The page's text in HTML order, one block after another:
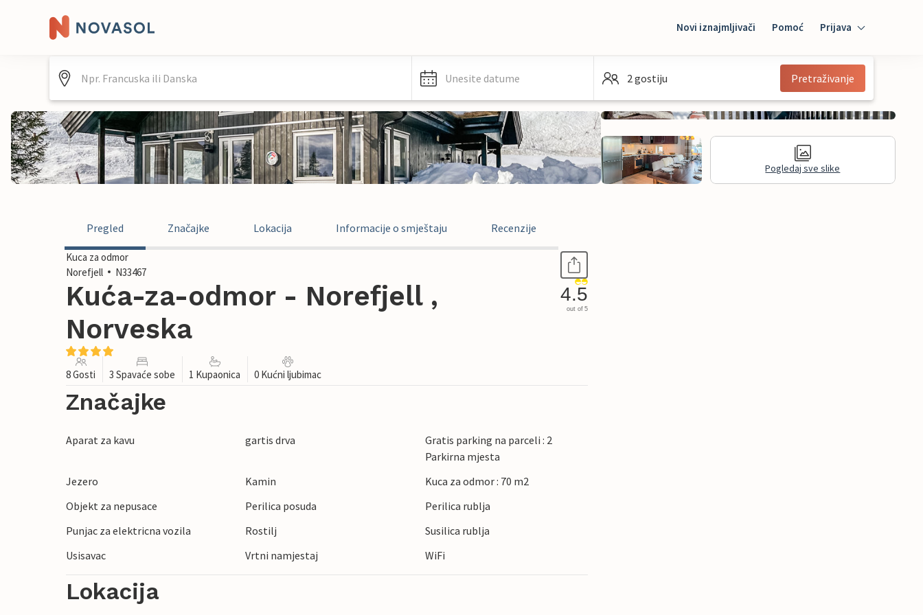
Novi iznajmljivači Pomoć Prijava
Mybooking
Unesite datume 2 gostiju Pretraživanje
Pogledaj sve slike
Pregled Značajke Lokacija Informacije o smještaju Recenzije
Kuca za odmor
Norefjell
N33467
Kuća-za-odmor - Norefjell ,
Norveska
4.5
out of 5
8 Gosti 3 Spavaće sobe 1 Kupaonica 0 Kućni ljubimac
Značajke
Aparat za kavu gartis drva
Gratis parking na parceli : 2
Parkirna mjesta
Jezero
Kamin
Kuca za odmor : 70 m2
Objekt za nepusace
Perilica posuda
Perilica rublja
Punjac za elektricna vozila
Rostilj
Susilica rublja
Usisavac
Vrtni namjestaj WiFi
Lokacija